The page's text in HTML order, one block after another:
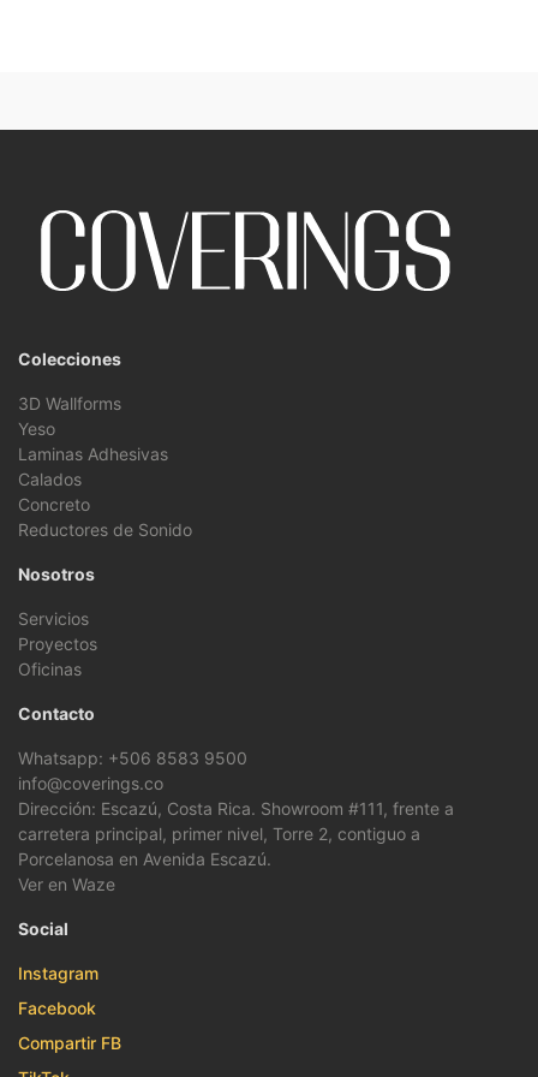
Colecciones
3D Wallforms
Yeso
Laminas Adhesivas
Calados
Concreto
Reductores de Sonido
Nosotros
Servicios
Proyectos
Oficinas
Contacto
Whatsapp: +506 8583 9500
info@coverings.co
Dirección: Escazú, Costa Rica. Showroom #111, frente a
carretera principal, primer nivel, Torre 2, contiguo a
Porcelanosa en Avenida Escazú.
Ver en Waze
Social
Instagram
Facebook
Compartir FB